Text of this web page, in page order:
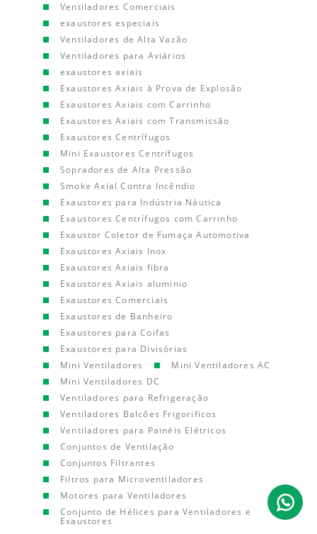
Ventiladores Comerciais
exaustores especiais
Ventiladores de Alta Vazão
Ventiladores para Aviários
exaustores axiais
Exaustores Axiais à Prova de Explosão
Exaustores Axiais com Carrinho
Exaustores Axiais com Transmissão
Exaustores Centrífugos
Mini Exaustores Centrífugos
Sopradores de Alta Pressão
Smoke Axial Contra Incêndio
Exaustores para Indústria Náutica
Exaustores Centrífugos com Carrinho
Exaustor Coletor de Fumaça Automotiva
Exaustores Axiais Inox
Exaustores Axiais fibra
Exaustores Axiais aluminio
Exaustores Comerciais
Exaustores de Banheiro
Exaustores para Coifas
Exaustores para Divisórias
Mini Ventiladores
Mini Ventiladores AC
Mini Ventiladores DC
Ventiladores para Refrigeração
Ventiladores Balcões Frigorificos
Ventiladores para Painéis Elétricos
Conjuntos de Ventilação
Conjuntos Filtrantes
Filtros para Microventiladores
Motores para Ventiladores
Conjunto de Hélices para Ventiladores e
Exaustores